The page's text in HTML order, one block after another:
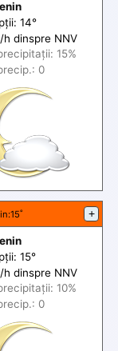
14°
h dinspre NNV
itații: 15%
0
:15˚ +
15°
h dinspre NNV
itații: 10%
0